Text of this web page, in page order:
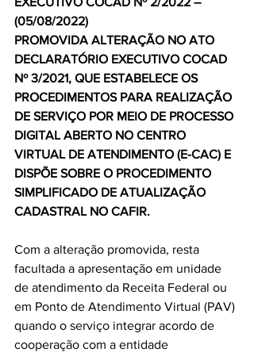
(05/08/2022)
PROMOVIDA ALTERAÇÃO NO ATO
DECLARATÓRIO EXECUTIVO COCAD
Nº 3/2021, QUE ESTABELECE OS
PROCEDIMENTOS PARA REALIZAÇÃO
DE SERVIÇO POR MEIO DE PROCESSO
DIGITAL ABERTO NO CENTRO
VIRTUAL DE ATENDIMENTO (E-CAC) E
DISPÕE SOBRE O PROCEDIMENTO
SIMPLIFICADO DE ATUALIZAÇÃO
CADASTRAL NO CAFIR.
Com a alteração promovida, resta
facultada a apresentação em unidade
de atendimento da Receita Federal ou
em Ponto de Atendimento Virtual (PAV)
quando o serviço integrar acordo de
cooperação com a entidade